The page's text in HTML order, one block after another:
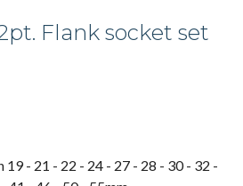
Flank socket set
- 21 - 22 - 24 - 27 - 28 - 30 - 32 -